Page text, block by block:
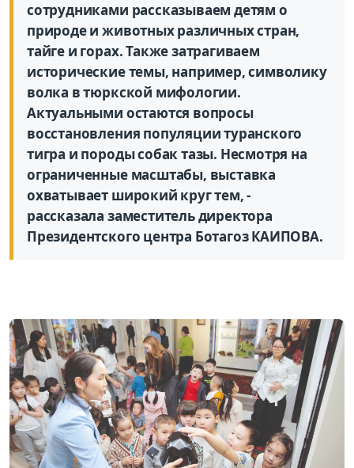
сотрудниками рассказываем детям о
природе и животных различных стран,
тайге и горах. Также затрагиваем
исторические темы, например, символику
волка в тюркской мифологии.
Актуальными остаются вопросы
восстановления популяции туранского
тигра и породы собак тазы. Несмотря на
ограниченные масштабы, выставка
охватывает широкий круг тем, -
рассказала заместитель директора
Президентского центра Ботагоз КАИПОВА.